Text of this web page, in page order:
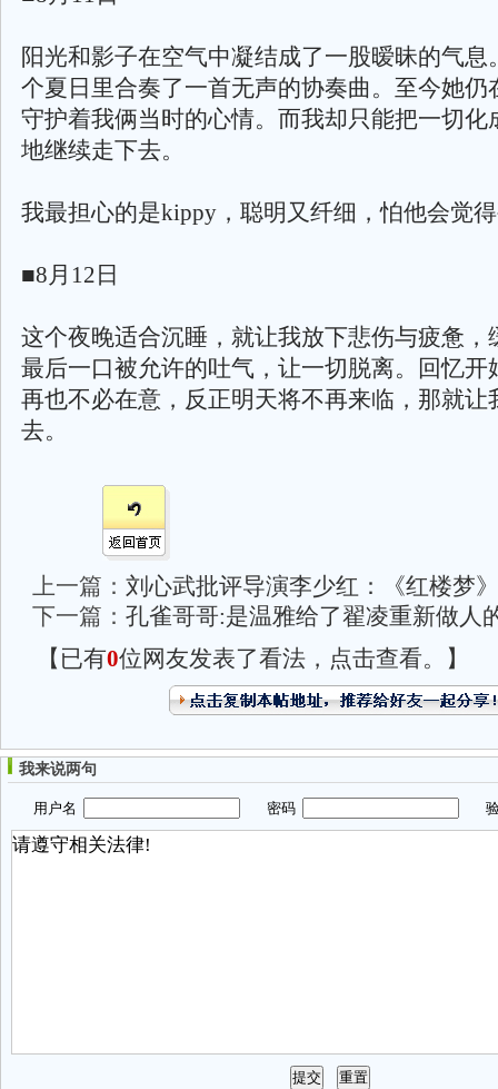
阳光和影子在空气中凝结成了一股暧昧的气息
个夏日里合奏了一首无声的协奏曲。至今她仍
守护着我俩当时的心情。而我却只能把一切化
地继续走下去。
我最担心的是kippy，聪明又纤细，怕他会觉
■8月12日
这个夜晚适合沉睡，就让我放下悲伤与疲惫，
最后一口被允许的吐气，让一切脱离。回忆开
再也不必在意，反正明天将不再来临，那就让
去。
上一篇： 刘心武批评导演李少红：《红楼梦
下一篇： 孔雀哥哥:是温雅给了翟凌重新做人
【已有0位网友发表了看法，点击查看。】
我来说两句
用户名 密码 验